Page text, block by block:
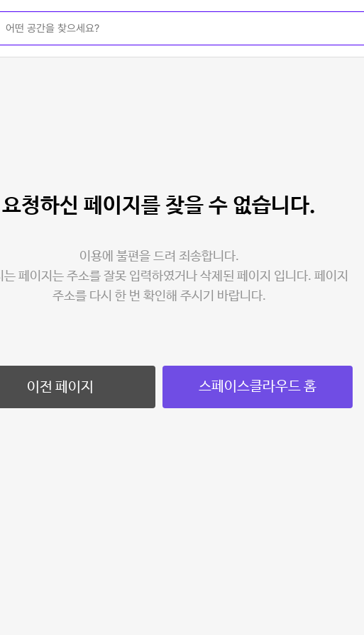
요청하신 페이지를 찾을 수 없습니다.
이용에 불편을 드려 죄송합니다.
는 페이지는 주소를 잘못 입력하였거나 삭제된 페이지 입니다. 페이지
주소를 다시 한 번 확인해 주시기 바랍니다.
이전 페이지 스페이스클라우드 홈